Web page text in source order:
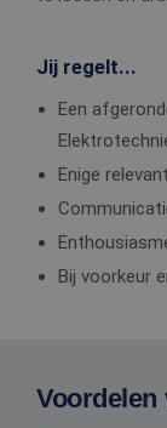
Jij regelt...
Een
Enige
Bij voorkeur
Voordelen